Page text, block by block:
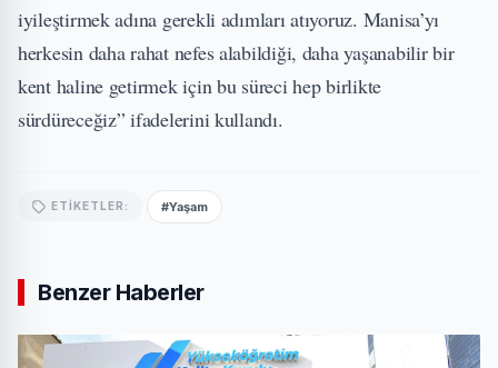
iyileştirmek adına gerekli adımları atıyoruz. Manisa’yı
herkesin daha rahat nefes alabildiği, daha yaşanabilir bir
kent haline getirmek için bu süreci hep birlikte
sürdüreceğiz” ifadelerini kullandı.
ETIKETLER: #Yaşam
Benzer Haberler